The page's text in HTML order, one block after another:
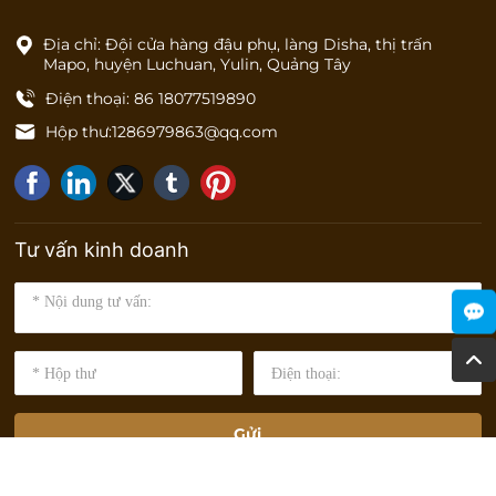
Địa chỉ: Đội cửa hàng đậu phụ, làng Disha, thị trấn
Mapo, huyện Luchuan, Yulin, Quảng Tây
Điện thoại: 86 18077519890
Hộp thư:1286979863@qq.com
Tư vấn kinh doanh
Gửi